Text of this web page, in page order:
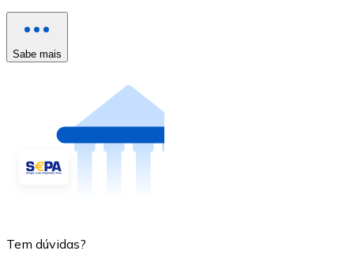
Sabe mais
Tem dúvidas?